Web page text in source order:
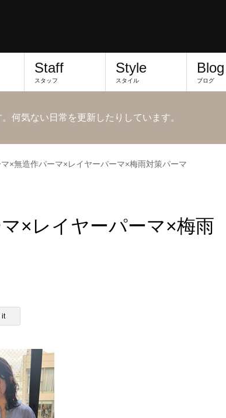
Staff
スタッフ
Style
スタイル
Blog
ブログ
何気ない日常を更新したりしています。
マ×無造作パーマ×レイヤーパーマ×梅雨対策パーマ
×レイヤーパーマ×梅雨
it